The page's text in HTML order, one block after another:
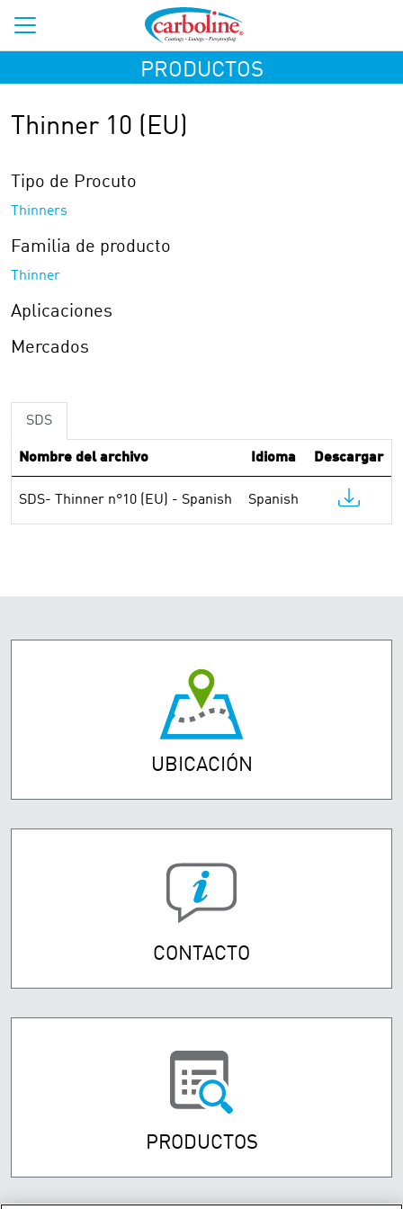
PRODUCTOS
Thinner 10 (EU)
Tipo de Procuto
Thinners
Familia de producto
Thinner
Aplicaciones
Mercados
SDS
Nombre del archivo Idioma Descargar
SDS- Thinner n°10 (EU) - Spanish Spanish
UBICACIÓN
CONTACTO
PRODUCTOS